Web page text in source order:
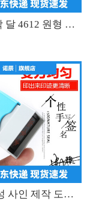
트로트 탁 달 4612 원형 일본 인장 제작 유학생 이름 장 묵 인장 맞 춤 형 잉크 반환 이름 도장 QC 합격 도장
노 첸 개성 사인 제작 도장 광 민 손 글씨 사인 장 사인 도장 주문 제작 사인 사인 사인 도장 빨간색 10 x30 mm